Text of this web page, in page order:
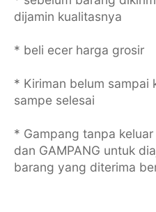
dijamin kualitasnya
* beli ecer harga grosir
* Kiriman belum sampai
sampe selesai
* Gampang tanpa
dan GAMPANG untuk
barang yang diterima